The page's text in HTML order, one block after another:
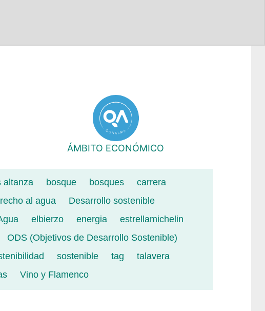
ÁMBITO ECONÓMICO
altanza bosque bosques
carrera
al agua
Desarrollo sostenible
elbierzo energia
estrellamichelin
ODS (Objetivos de Desarrollo Sostenible)
sostenible tag
talavera
Vino y Flamenco